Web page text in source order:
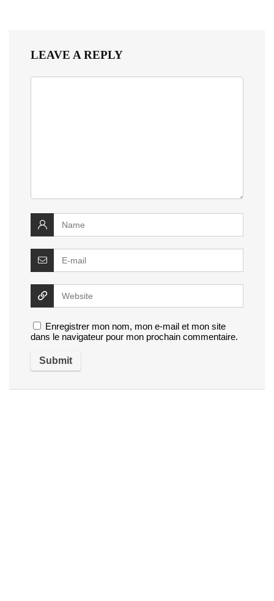
LEAVE A REPLY
Enregistrer mon nom, mon e-mail et mon site
dans le navigateur pour mon prochain commentaire.